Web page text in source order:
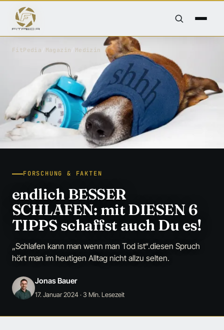
FitPedia Magazin Medizin
FORSCHUNG & FAKTEN
endlich BESSER
SCHLAFEN: mit DIESEN 6
TIPPS schaffst auch Du es!
„Schlafen kann man wenn man Tod ist“.diesen Spruch
hört man im heutigen Alltag nicht allzu selten.
Jonas Bauer
17. Januar 2024· 3 Min. Lesezeit